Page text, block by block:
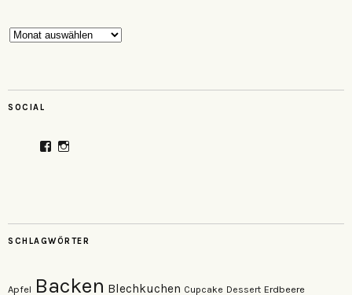
Archiv
SOCIAL
ProfilProfil
SCHLAGWÖRTER
Apfel Backen Blechkuchen Cupcake Dessert Erdbeere